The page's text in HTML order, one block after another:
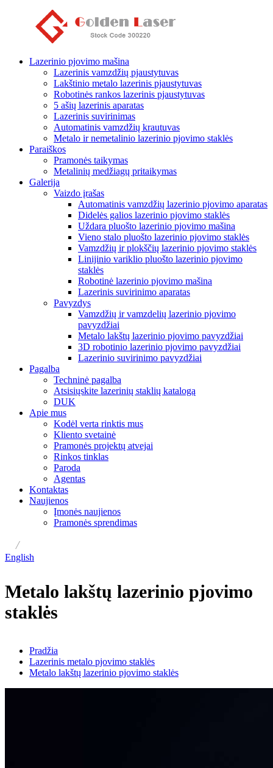
Lazerinio pjovimo mašina
Lazerinis vamzdžių pjaustytuvas
Lakštinio metalo lazerinis pjaustytuvas
Robotinės rankos lazerinis pjaustytuvas
5 ašių lazerinis aparatas
Lazerinis suvirinimas
Automatinis vamzdžių krautuvas
Metalo ir nemetalinio lazerinio pjovimo staklės
Paraiškos
Pramonės taikymas
Metalinių medžiagų pritaikymas
Galerija
Vaizdo įrašas
Automatinis vamzdžių lazerinio pjovimo aparatas
Didelės galios lazerinio pjovimo staklės
Uždara pluošto lazerinio pjovimo mašina
Vieno stalo pluošto lazerinio pjovimo staklės
Vamzdžių ir plokščių lazerinio pjovimo staklės
Linijinio variklio pluošto lazerinio pjovimo
staklės
Robotinė lazerinio pjovimo mašina
Lazerinis suvirinimo aparatas
Pavyzdys
Vamzdžių ir vamzdelių lazerinio pjovimo
pavyzdžiai
Metalo lakštų lazerinio pjovimo pavyzdžiai
3D robotinio lazerinio pjovimo pavyzdžiai
Lazerinio suvirinimo pavyzdžiai
Pagalba
Techninė pagalba
Atsisiųskite lazerinių staklių katalogą
DUK
Apie mus
Kodėl verta rinktis mus
Kliento svetainė
Pramonės projektų atvejai
Rinkos tinklas
Paroda
Agentas
Kontaktas
Naujienos
Įmonės naujienos
Pramonės sprendimas
/
English
Metalo lakštų lazerinio pjovimo
staklės
Pradžia
Lazerinis metalo pjovimo staklės
Metalo lakštų lazerinio pjovimo staklės